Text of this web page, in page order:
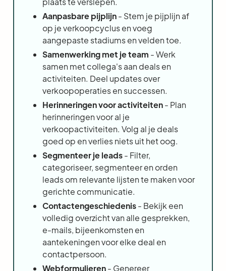
Aanpasbare pijplijn- Stem je pijplijn af
op je verkoopcyclus en voeg
aangepaste stadiums en velden toe.
Samenwerking met je team - Werk
samen met collega's aan deals en
activiteiten. Deel updates over
verkoopoperaties en successen.
Herinneringen voor activiteiten- Plan
herinneringen voor al je
verkoopactiviteiten. Volg al je deals
goed op en verlies niets uit het oog.
Segmenteer je leads- Filter,
categoriseer, segmenteer en orden
leads om relevante lijsten te maken voor
gerichte communicatie.
Contactengeschiedenis- Bekijk een
volledig overzicht van alle gesprekken,
e-mails, bijeenkomsten en
aantekeningen voor elke deal en
contactpersoon.
Webformulieren- Genereer